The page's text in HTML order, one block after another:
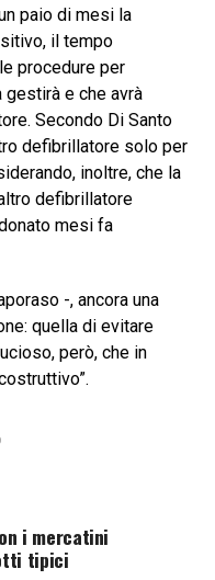
paio di mesi la
il tempo
procedure per
gestirà e che avrà
Secondo Di Santo
defibrillatore solo per
inoltre, che la
defibrillatore
mesi fa
-, ancora una
quella di evitare
però, che in
i mercatini
tipici